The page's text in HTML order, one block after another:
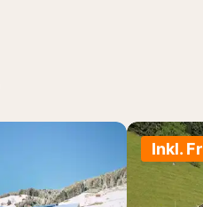
Inkl.